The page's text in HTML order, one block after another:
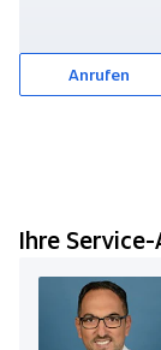
Anrufen
Ihre